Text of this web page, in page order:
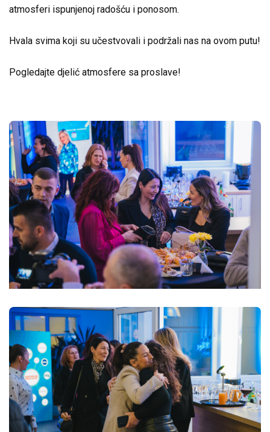
atmosferi ispunjenoj radošću i ponosom.
Hvala svima koji su učestvovali i podržali nas na ovom putu!
Pogledajte djelić atmosfere sa proslave!